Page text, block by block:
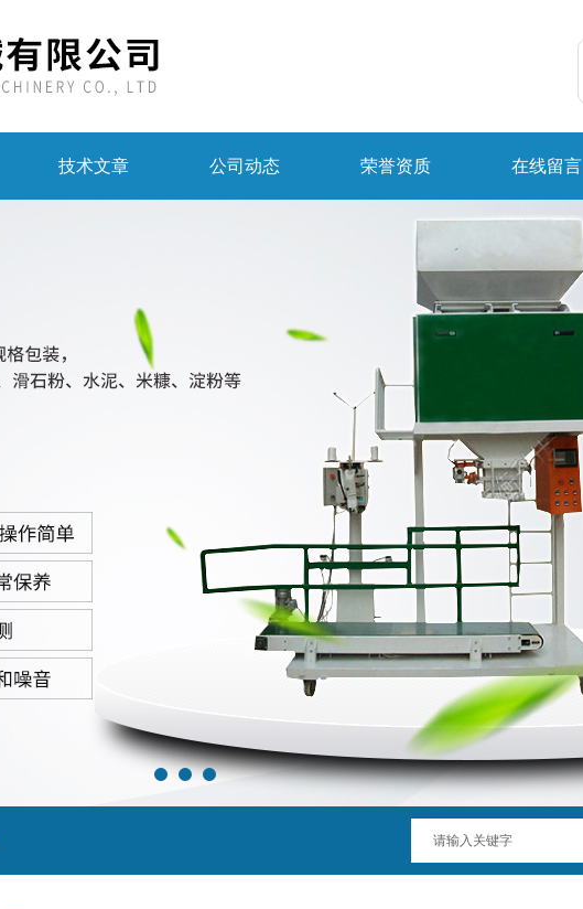
技术文章 公司动态 荣誉资质 在线留言